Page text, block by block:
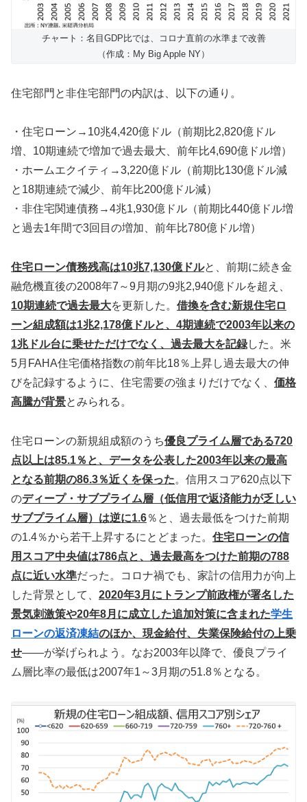
チャート：名目GDP比では、コロナ直前の水準まで改善
（作成：My Big Apple NY）
住宅部門と非住宅部門の内訳は、以下の通り。
・住宅ローン→10兆4,420億ドル（前期比2,820億ドル
増、10期連続で増加で過去最大、前年比4,690億ドル増）
・ホームエクイティ→3,220億ドル（前期比130億ドル減
と18期連続で減少、前年比200億ドル減）
・非住宅関連債務→4兆1,930億ドル（前期比440億ドル増
と過去1年間で3回目の増加、前年比780億ドル増）
住宅ローン債務残高は10兆7,130億ドルと、前期に続き金
融危機直後の2008年7～9月期の9兆2,940億ドルを超え、
10期連続で過去最大を更新した。 借換を含む新規住宅ロ
ーン組成額は1兆2,178億ドルと、4期連続で2003年以来の
1兆ドル台に乗せただけでなく、過去最大を記録した。米
5月FAHA住宅価格指数の前年比18％上昇し過去最大の伸
びを記録するように、住宅需要の強まりだけでなく、 価格
高騰が背景とみられる。
住宅ローンの新規組成額のうち優良プライム層である720
点以上は85.1％と、データを公表した2003年以来の最高
となる前期の86.3％近くを保った。信用スコア620点以下
のディープ・サブプライム層（低信用で返済能力が乏しい
サブプライム層）は逆に1.6％と、過去最低をつけた前期
の1.4％から若干上昇するにとどまった。 住宅ローンの信
用スコア中央値は786点と、過去最高をつけた前期の788
点に近い水準だった。コロナ禍でも、家計の信用力が向上
した背景として、 2020年3月にトランプ前政権が署名した
景気刺激策や20年8月に成立した追加対策に含まれた学生
ローンの返済凍結のほか、現金給付、失業保険給付の上乗
せ――が挙げられよう。なお2003年以降で、優良プライ
ム層比率の最低は2007年1～3月期の51.8％となる。